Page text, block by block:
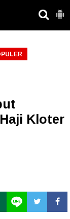
Kloter